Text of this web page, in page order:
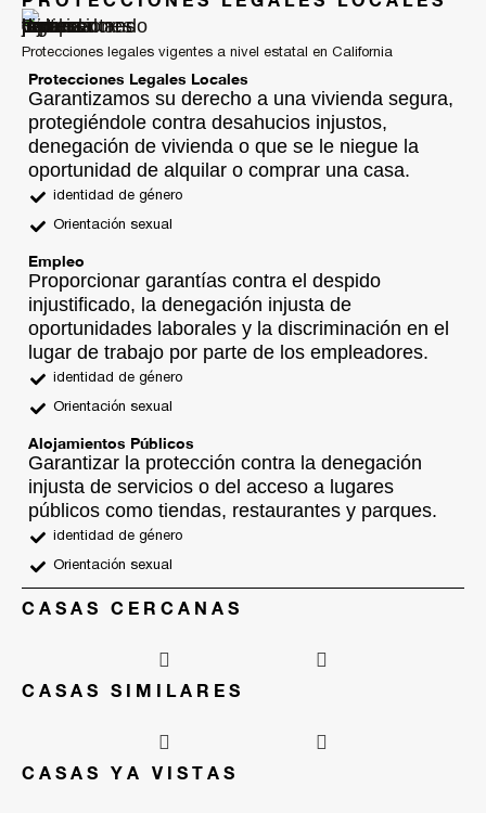
Protecciones legales vigentes a nivel estatal en California
Protecciones Legales Locales
Garantizamos su derecho a una vivienda segura,
protegiéndole contra desahucios injustos,
denegación de vivienda o que se le niegue la
oportunidad de alquilar o comprar una casa.
identidad de género
Orientación sexual
Empleo
Proporcionar garantías contra el despido
injustificado, la denegación injusta de
oportunidades laborales y la discriminación en el
lugar de trabajo por parte de los empleadores.
identidad de género
Orientación sexual
Alojamientos Públicos
Garantizar la protección contra la denegación
injusta de servicios o del acceso a lugares
públicos como tiendas, restaurantes y parques.
identidad de género
Orientación sexual
CASAS CERCANAS
CASAS SIMILARES
CASAS YA VISTAS